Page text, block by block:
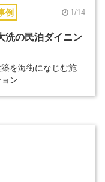
例 1/14
洗の民泊ダイニン
を海街になじむ施
ン